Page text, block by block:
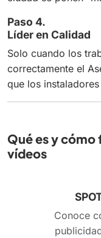
Paso 4.
Líder en Calidad
Solo cuando los
correctamente el
que los
Qué es y cómo
vídeos
Conoce